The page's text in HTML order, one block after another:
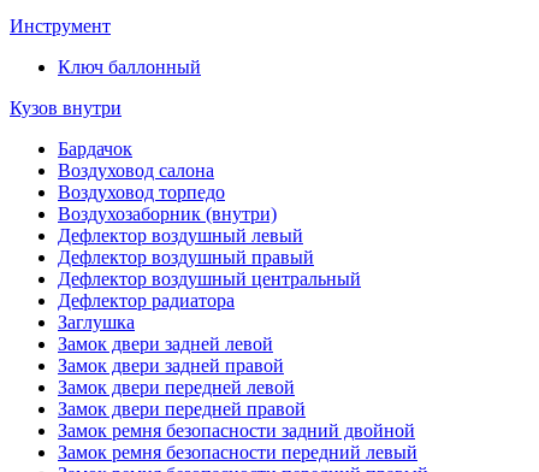
Инструмент
Ключ баллонный
Кузов внутри
Бардачок
Воздуховод салона
Воздуховод торпедо
Воздухозаборник (внутри)
Дефлектор воздушный левый
Дефлектор воздушный правый
Дефлектор воздушный центральный
Дефлектор радиатора
Заглушка
Замок двери задней левой
Замок двери задней правой
Замок двери передней левой
Замок двери передней правой
Замок ремня безопасности задний двойной
Замок ремня безопасности передний левый